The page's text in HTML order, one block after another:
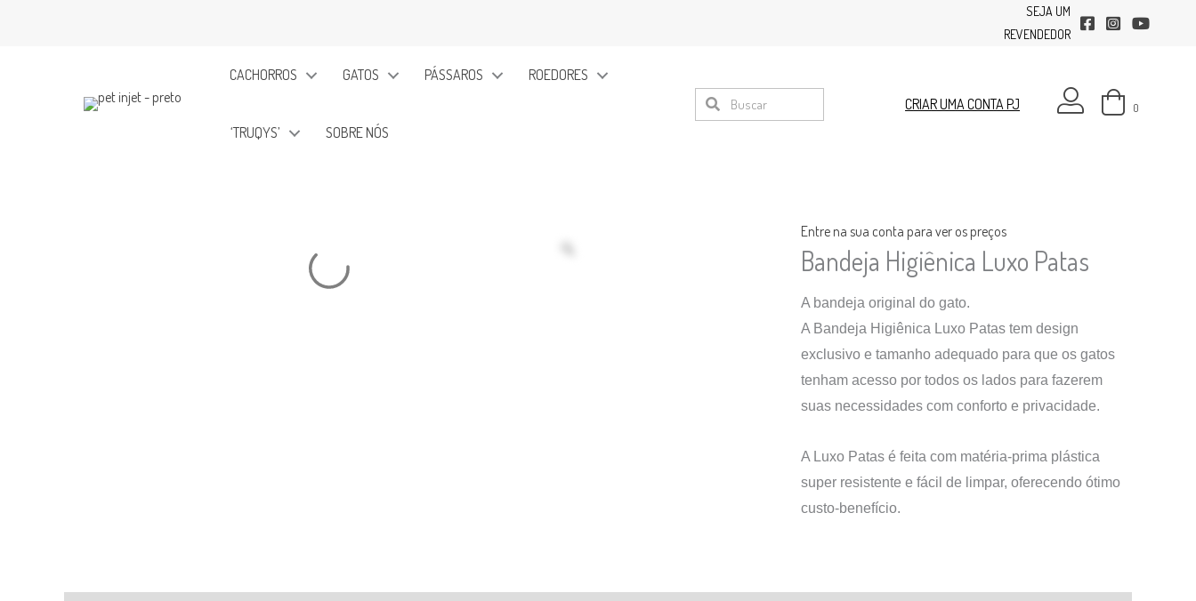
SEJA UM
REVENDEDOR
facebookinstagram
youtube
CACHORROS GATOS PÁSSAROS ROEDORES
‘TRUQYS’ SOBRE NÓS
CRIAR UMA CONTA PJ minha conta
0
Entre na sua conta para ver os preços
Bandeja Higiênica Luxo Patas
A bandeja original do gato.
A Bandeja Higiênica Luxo Patas tem design
exclusivo e tamanho adequado para que os gatos
tenham acesso por todos os lados para fazerem
suas necessidades com conforto e privacidade.
A Luxo Patas é feita com matéria-prima plástica
super resistente e fácil de limpar, oferecendo ótimo
custo-benefício.